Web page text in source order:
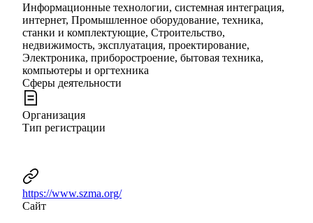
Информационные технологии, системная интеграция,
интернет, Промышленное оборудование, техника,
станки и комплектующие, Строительство,
недвижимость, эксплуатация, проектирование,
Электроника, приборостроение, бытовая техника,
компьютеры и оргтехника
Сферы деятельности
Организация
Тип регистрации
https://www.szma.org/
Сайт